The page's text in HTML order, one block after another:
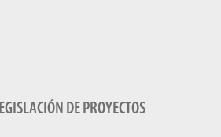
DE PROYECTOS